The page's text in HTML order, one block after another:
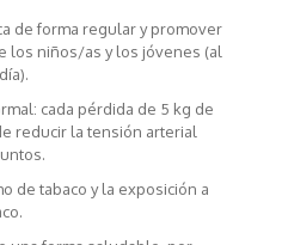
de forma regular y promover
los niños/as y los jóvenes (al
cada pérdida de 5 kg de
reducir la tensión arterial
de tabaco y la exposición a